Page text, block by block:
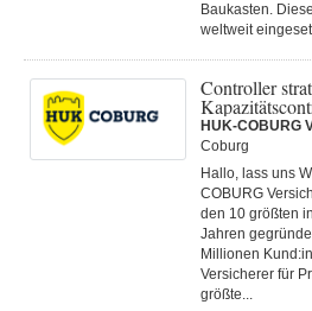
Baukasten.
weltweit
Controller
HUK-COBURG
Coburg
Hallo, lass uns
COBURG
den 10 größten
Jahren
Millionen
Versicherer für
größte...